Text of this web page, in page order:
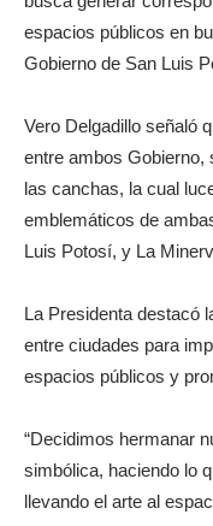
espacios públicos en
Gobierno de San Luis
Vero Delgadillo señaló
entre ambos Gobierno,
las canchas, la cual
emblemáticos de
Luis Potosí, y La
La Presidenta destacó
entre ciudades para
espacios públicos y
“Decidimos hermanar
simbólica, haciendo lo
llevando el arte al